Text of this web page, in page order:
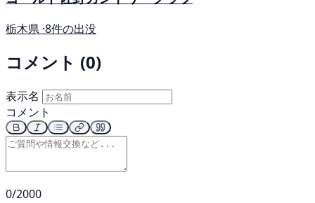
栃木県 ·8件の出没
コメント (0)
表示名
コメント
0/2000